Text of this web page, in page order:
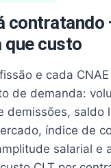
contratando
que custo
e cada
de demanda:
demissões, saldo
índice de
salarial e